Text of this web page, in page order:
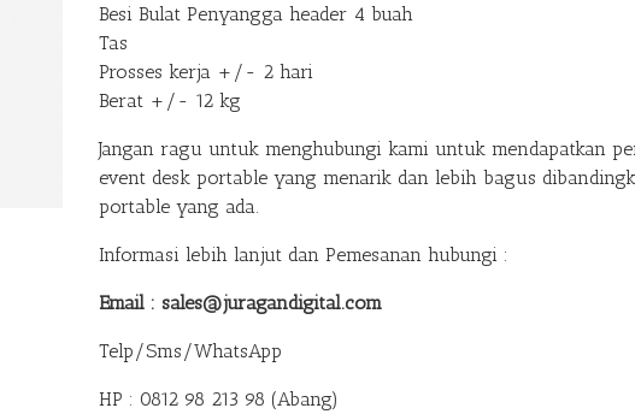
Besi Bulat Penyangga header 4 buah
Tas
Prosses kerja +/- 2 hari
Berat +/- 12 kg
Jangan ragu untuk menghubungi kami untuk mendapatkan
event desk portable yang menarik dan lebih bagus
portable yang ada.
Informasi lebih lanjut dan Pemesanan hubungi :
Email : sales@juragandigital.com
Telp/Sms/WhatsApp
HP : 0812 98 213 98 (Abang)